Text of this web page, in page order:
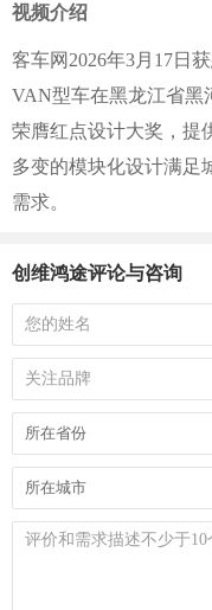
视频介绍
客车网2026年3月17日
VAN型车在黑龙江省黑
荣膺红点设计大奖，提
多变的模块化设计满足
需求。
创维鸿途评论与咨询